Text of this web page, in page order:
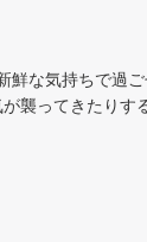
な気持ちで過
襲ってきたり